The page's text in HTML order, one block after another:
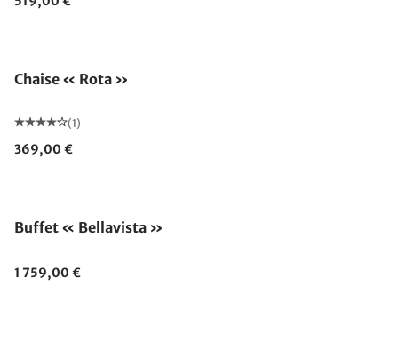
Chaise « Rota »
(1)
369,00 €
Buffet « Bellavista »
1 759,00 €